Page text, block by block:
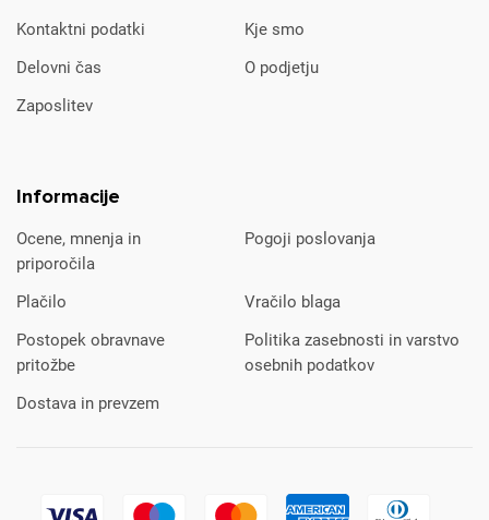
Kontaktni podatki
Kje smo
Delovni čas
O podjetju
Zaposlitev
Informacije
Ocene, mnenja in
priporočila
Pogoji poslovanja
Plačilo
Vračilo blaga
Postopek obravnave
pritožbe
Politika zasebnosti in varstvo
osebnih podatkov
Dostava in prevzem